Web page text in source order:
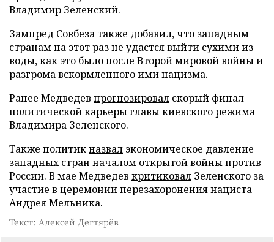
Владимир Зеленский.
Зампред Совбеза также добавил, что западным
странам на этот раз не удастся выйти сухими из
воды, как это было после Второй мировой войны и
разгрома вскормленного ими нацизма.
Ранее Медведев прогнозировал скорый финал
политической карьеры главы киевского режима
Владимира Зеленского.
Также политикназвал экономическое давление
западных стран началом открытой войны против
России. В мае Медведев критиковал Зеленского за
участие в церемонии перезахоронения нациста
Андрея Мельника.
Текст: Алексей Дегтярёв